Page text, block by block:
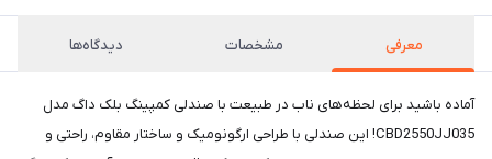
معرفی مشخصات دیدگاه‌ها
آماده باشید برای لحظه‌های ناب در طبیعت با صندلی کمپینگ بلک داگ مدل
CBD2550JJ035! این صندلی با طراحی ارگونومیک و ساختار مقاوم، راحتی و